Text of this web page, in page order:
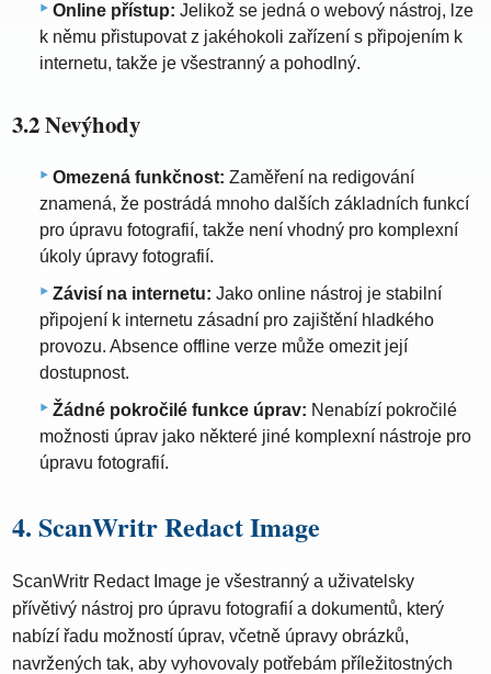
Online přístup: Jelikož se jedná o webový nástroj, lze
k němu přistupovat z jakéhokoli zařízení s připojením k
internetu, takže je všestranný a pohodlný.
3.2 Nevýhody
Omezená funkčnost: Zaměření na redigování
znamená, že postrádá mnoho dalších základních funkcí
pro úpravu fotografií, takže není vhodný pro komplexní
úkoly úpravy fotografií.
Závisí na internetu: Jako online nástroj je stabilní
připojení k internetu zásadní pro zajištění hladkého
provozu. Absence offline verze může omezit její
dostupnost.
Žádné pokročilé funkce úprav: Nenabízí pokročilé
možnosti úprav jako některé jiné komplexní nástroje pro
úpravu fotografií.
4. ScanWritr Redact Image
ScanWritr Redact Image je všestranný a uživatelsky
přívětivý nástroj pro úpravu fotografií a dokumentů, který
nabízí řadu možností úprav, včetně úpravy obrázků,
navržených tak, aby vyhovovaly potřebám příležitostných